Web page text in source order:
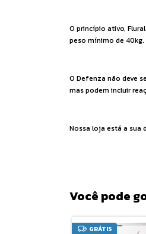
O princípio ativo,
peso mínimo de 40kg.
O Defenza não deve
mas podem incluir
Nossa loja está a sua
Você pode
GRÁTIS